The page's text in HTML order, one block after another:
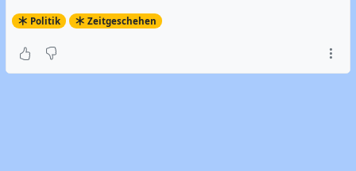
Politik Zeitgeschehen